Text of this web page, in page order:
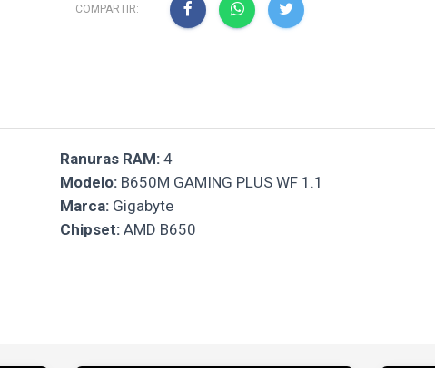
COMPARTIR:
Ranuras RAM:4
Modelo:B650M GAMING PLUS WF 1.1
Marca:Gigabyte
Chipset:AMD B650